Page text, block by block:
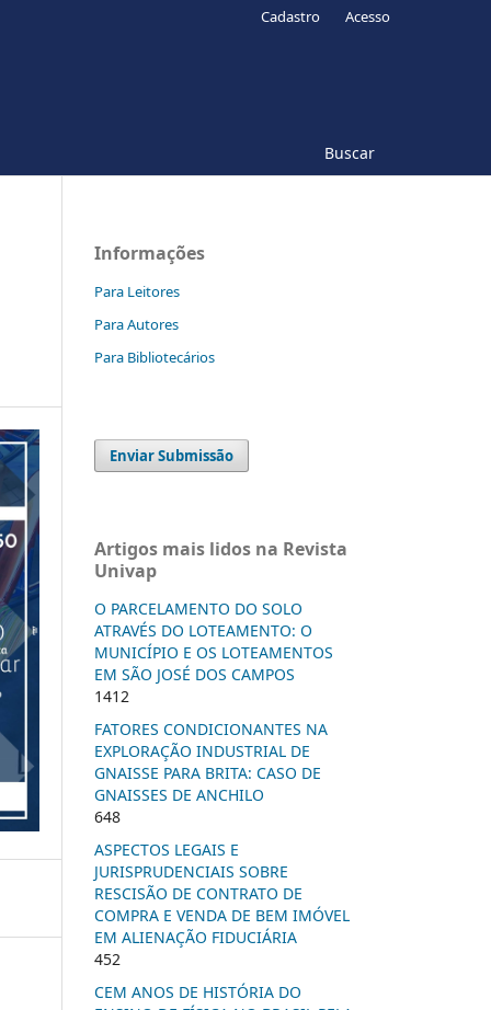
Buscar
Cadastro Acesso
Informações
Para Leitores
Para Autores
Para Bibliotecários
Enviar Submissão
Artigos mais lidos na Revista
Univap
O PARCELAMENTO DO SOLO
ATRAVÉS DO LOTEAMENTO: O
MUNICÍPIO E OS LOTEAMENTOS
EM SÃO JOSÉ DOS CAMPOS
1412
FATORES CONDICIONANTES NA
EXPLORAÇÃO INDUSTRIAL DE
GNAISSE PARA BRITA: CASO DE
GNAISSES DE ANCHILO
648
ASPECTOS LEGAIS E
JURISPRUDENCIAIS SOBRE
RESCISÃO DE CONTRATO DE
COMPRA E VENDA DE BEM IMÓVEL
EM ALIENAÇÃO FIDUCIÁRIA
452
CEM ANOS DE HISTÓRIA DO